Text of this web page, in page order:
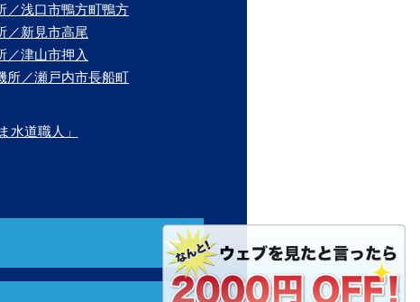
／浅口市鴨方町鴨方
／新見市高尾
／津山市押入
所／瀬戸内市長船町
水道職人」